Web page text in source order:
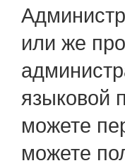
или же
языковой
можете
можете